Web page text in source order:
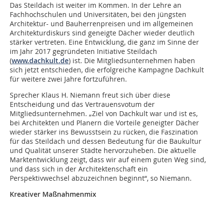
Das Steildach ist weiter im Kommen. In der Lehre an
Fachhochschulen und Universitäten, bei den jüngsten
Architektur- und Bauherrenpreisen und im allgemeinen
Architekturdiskurs sind geneigte Dächer wieder deutlich
stärker vertreten. Eine Entwicklung, die ganz im Sinne der
im Jahr 2017 gegründeten Initiative Steildach
(www.dachkult.de) ist. Die Mitgliedsunternehmen haben
sich jetzt entschieden, die erfolgreiche Kampagne Dachkult
für weitere zwei Jahre fortzuführen.
Sprecher Klaus H. Niemann freut sich über diese
Entscheidung und das Vertrauensvotum der
Mitgliedsunternehmen. „Ziel von Dachkult war und ist es,
bei Architekten und Planern die Vorteile geneigter Dächer
wieder stärker ins Bewusstsein zu rücken, die Faszination
für das Steildach und dessen Bedeutung für die Baukultur
und Qualität unserer Städte hervorzuheben. Die aktuelle
Marktentwicklung zeigt, dass wir auf einem guten Weg sind,
und dass sich in der Architektenschaft ein
Perspektivwechsel abzuzeichnen beginnt“, so Niemann.
Kreativer Maßnahmenmix